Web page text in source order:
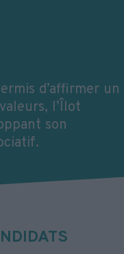
d’affirmer un
l’Îlot
son